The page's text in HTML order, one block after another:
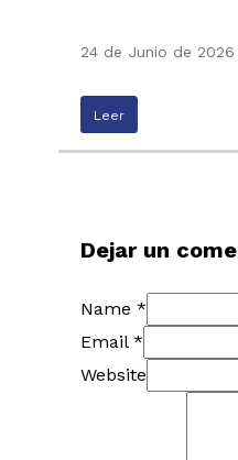
24 de Junio de
Leer
Dejar un
Name *
Email *
Website